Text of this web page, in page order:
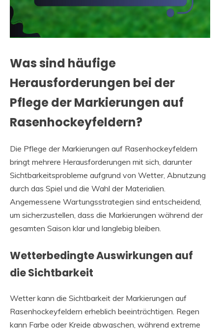
Was sind häufige
Herausforderungen bei der
Pflege der Markierungen auf
Rasenhockeyfeldern?
Die Pflege der Markierungen auf Rasenhockeyfeldern
bringt mehrere Herausforderungen mit sich, darunter
Sichtbarkeitsprobleme aufgrund von Wetter, Abnutzung
durch das Spiel und die Wahl der Materialien.
Angemessene Wartungsstrategien sind entscheidend,
um sicherzustellen, dass die Markierungen während der
gesamten Saison klar und langlebig bleiben.
Wetterbedingte Auswirkungen auf
die Sichtbarkeit
Wetter kann die Sichtbarkeit der Markierungen auf
Rasenhockeyfeldern erheblich beeinträchtigen. Regen
kann Farbe oder Kreide abwaschen, während extreme